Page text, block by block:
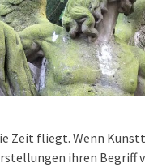
Zeit fliegt. Wenn
ihren Begriff